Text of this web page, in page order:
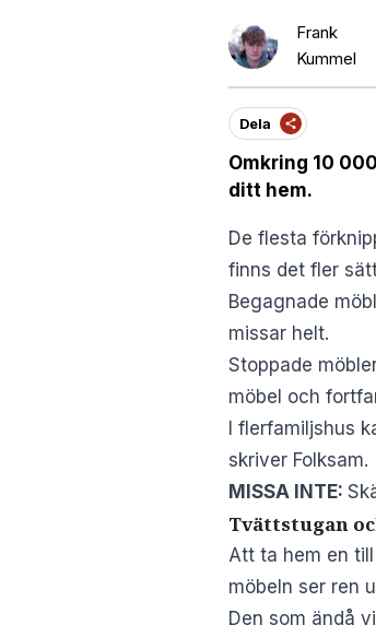
Frank
Kummel
Dela
Omkring 10
ditt hem.
De flesta
finns det fler
Begagnade
missar helt.
Stoppade
möbel och
I flerfamiljshus
skriver Folksam.
MISSA INTE:
Tvättstugan
Att ta hem en
möbeln ser ren
Den som ändå